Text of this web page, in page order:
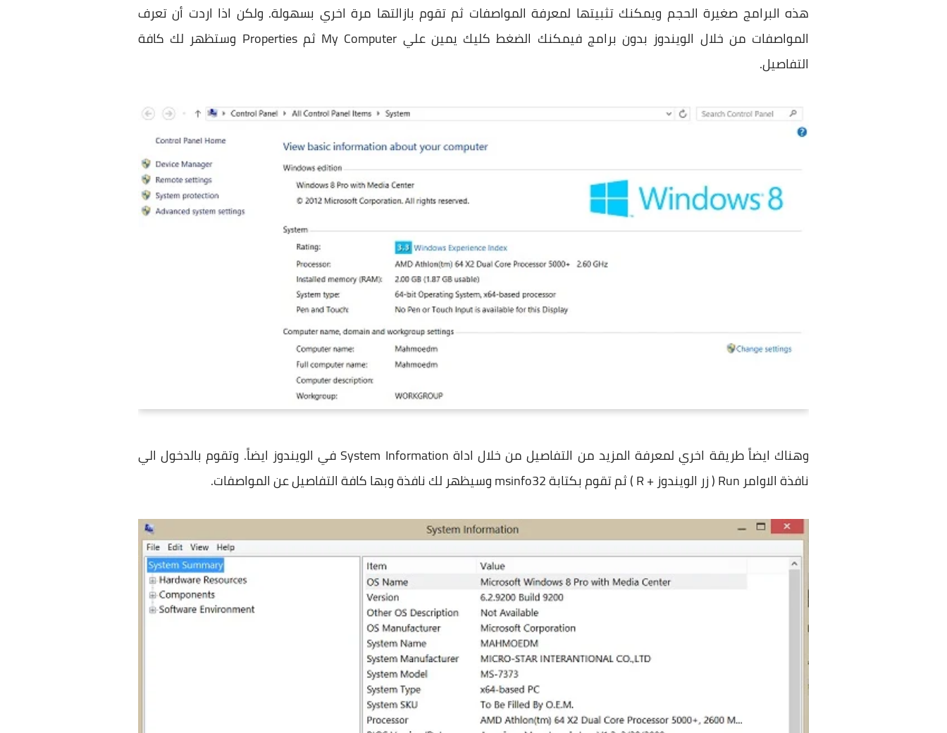
هذه البرامج صغيرة الحجم ويمكنك تثبيتها لمعرفة المواصفات ثم تقوم بازالتها مرة اخري بسهولة. ولكن اذا اردت أن تعرف
المواصفات من خلال الويندوز بدون برامج فيمكنك الضغط كليك يمين علي My Computer ثم Properties وستظهر لك كافة
التفاصيل.
وهناك ايضاً طريقة اخري لمعرفة المزيد من التفاصيل من خلال اداة System Information في الويندوز ايضاً. وتقوم بالدخول الي
نافذة الاوامر Run ( زر الويندوز + R ) ثم تقوم بكتابة msinfo32 وسيظهر لك نافذة وبها كافة التفاصيل عن المواصفات.